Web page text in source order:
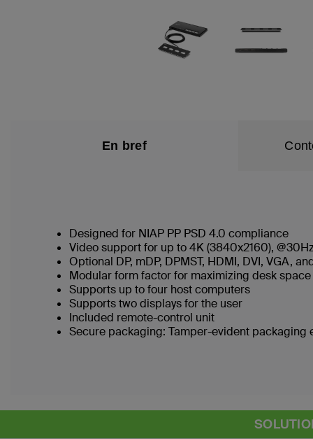
En bref
Designed for NIAP PP PSD 4.0 compliance
Video support for up to 4K (3840x2160),
Optional DP, mDP, DPMST, HDMI, DVI, VGA,
Modular form factor for maximizing desk space
Supports up to four host computers
Supports two displays for the user
Included remote-control unit
Secure packaging: Tamper-evident